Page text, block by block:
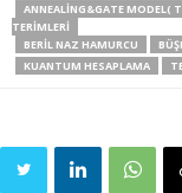
ANNEALING&GATE MODEL(
TERIMLERI
BERIL NAZ HAMURCU
KUANTUM HESAPLAMA